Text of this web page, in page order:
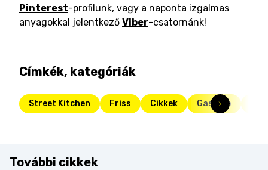
Pinterest-profilunk, vagy a naponta izgalmas
anyagokkal jelentkező Viber-csatornánk!
Címkék, kategóriák
Street Kitchen Friss Cikkek Gasztro
További cikkek